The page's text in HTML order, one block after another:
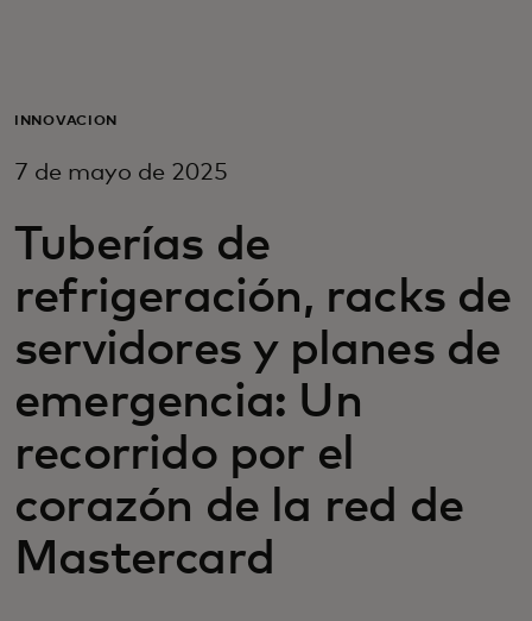
Para empresas
Para innovadores
Noticias y tendencias
INNOVACIÓN
7 de mayo de 2025
Tuberías de
refrigeración, racks de
servidores y planes de
emergencia: Un
recorrido por el
corazón de la red de
Mastercard